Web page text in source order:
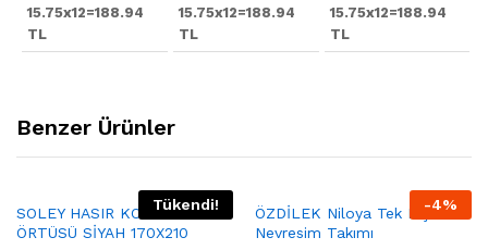
15.75x12=188.94
TL
15.75x12=188.94
TL
15.75x12=188.94
TL
Benzer Ürünler
Tükendi!
SOLEY HASIR KOLTUK
ÖRTÜSÜ SİYAH 170X210
-4%
ÖZDİLEK Niloya Tek Kişilik
Nevresim Takımı